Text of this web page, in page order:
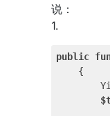
说：
1.
public
{